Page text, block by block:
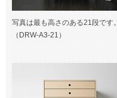
写真は最も高さのある21段です。
（DRW-A3-21）